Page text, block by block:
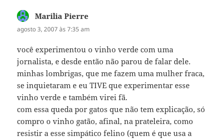
Marilia Pierre
agosto 3, 2007 às 7:35 am
você experimentou o vinho verde com uma
jornalista, e desde então não parou de falar dele.
minhas lombrigas, que me fazem uma mulher fraca,
se inquietaram e eu TIVE que experimentar esse
vinho verde e também virei fã.
com essa queda por gatos que não tem explicação, só
compro o vinho gatão, afinal, na prateleira, como
resistir a esse simpático felino (quem é que usa a